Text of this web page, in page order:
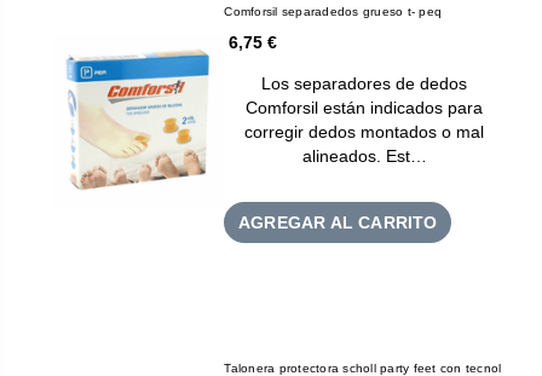
Comforsil separadedos grueso t- peq
6,75 €
Los separadores de dedos
Comforsil están indicados para
corregir dedos montados o mal
alineados. Est…
AGREGAR AL CARRITO
Talonera protectora scholl party feet con tecnol